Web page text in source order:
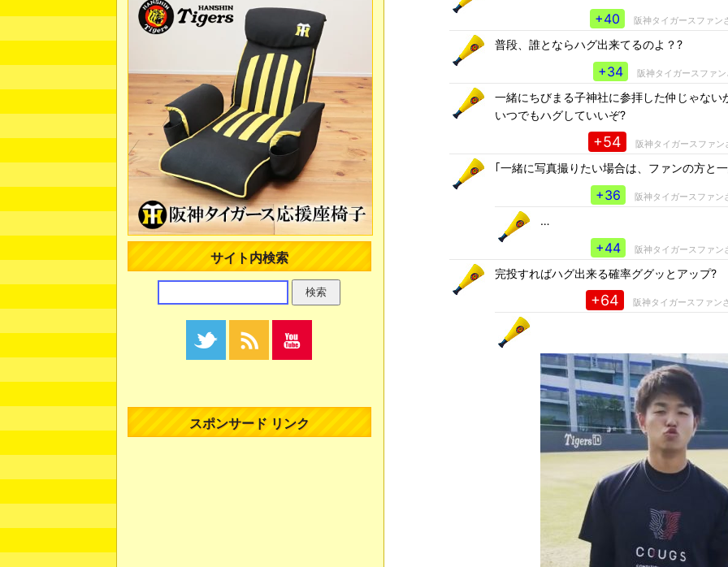
+40 阪神タイガースファン
普段、誰とならハグ出来てるのよ？?
+34 阪神タイガースファン
一緒にちびまる子神社に参拝した仲じゃない
いつでもハグしていいぞ?
+54 阪神タイガースファン
｢一緒に写真撮りたい場合は、ファンの方と
+36 阪神タイガースファン
…
+44 阪神タイガースファン
完投すればハグ出来る確率ググッとアップ?
+64 阪神タイガースファン
サイト内検索
スポンサード リンク